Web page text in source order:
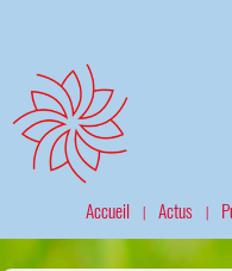
Accueil | Actus |